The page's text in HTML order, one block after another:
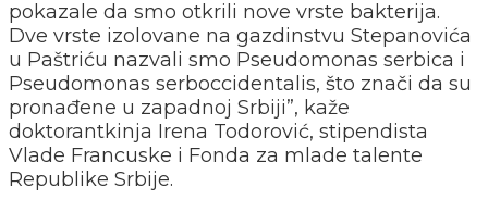
pokazale da smo otkrili nove vrste bakterija.
Dve vrste izolovane na gazdinstvu Stepanovića
u Paštriću nazvali smo Pseudomonas serbica i
Pseudomonas serboccidentalis, što znači da su
pronađene u zapadnoj Srbiji”, kaže
doktorantkinja Irena Todorović, stipendista
Vlade Francuske i Fonda za mlade talente
Republike Srbije.